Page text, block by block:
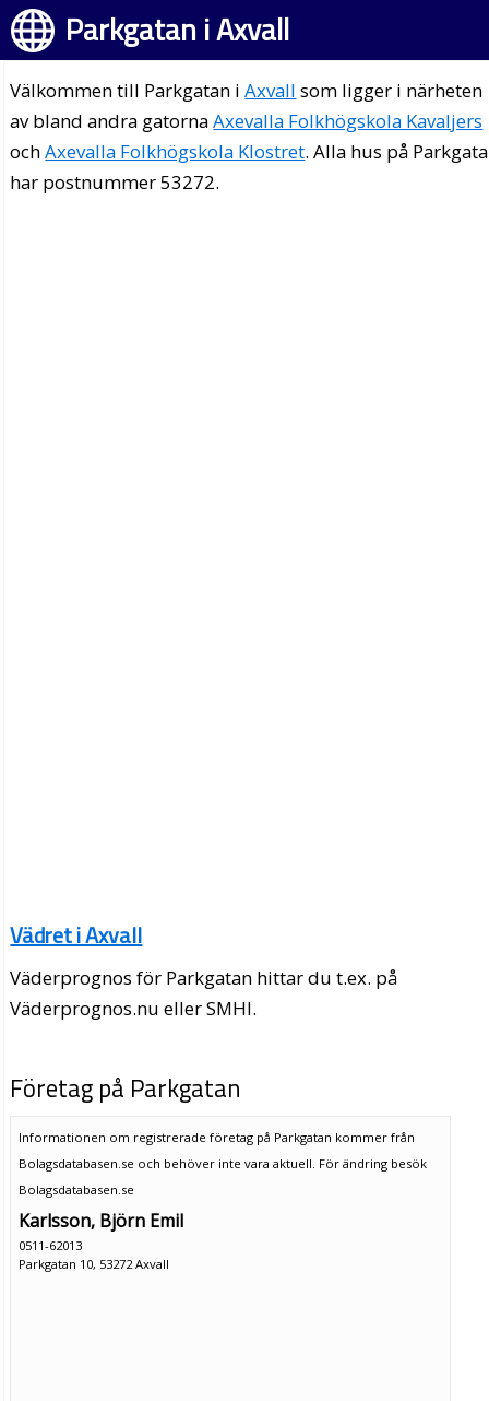
Parkgatan i Axvall
Välkommen till Parkgatan iAxvall som ligger i närheten
av bland andra gatornaAxevalla Folkhögskola Kavaljers
ochAxevalla Folkhögskola Klostret. Alla hus på
har postnummer 53272.
Vädret i Axvall
Väderprognos för Parkgatan hittar du t.ex. på
Väderprognos.nu eller SMHI.
Företag på Parkgatan
Informationen om registrerade företag på Parkgatan kommer från
Bolagsdatabasen.se och behöver inte vara aktuell. För ändring besök
Bolagsdatabasen.se
Karlsson, Björn Emil
0511-62013
Parkgatan 10, 53272 Axvall